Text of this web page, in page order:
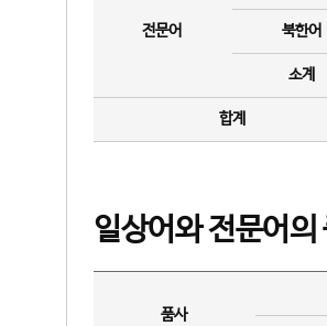
전문어 북한어
소계
합계
일상어와 전문어의
품사